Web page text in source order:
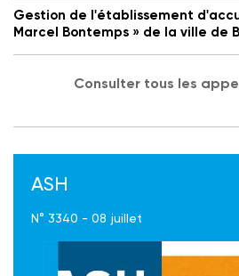
Gestion de l'établissement
Marcel Bontemps » de la ville de
Consulter tous les
ASH
N° 3340 - 08 juillet